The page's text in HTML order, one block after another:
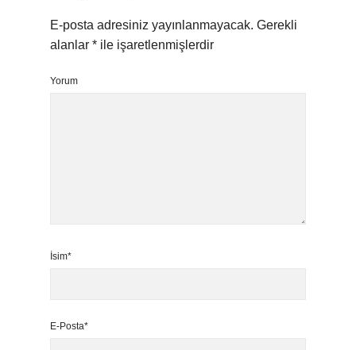
E-posta adresiniz yayınlanmayacak. Gerekli
alanlar * ile işaretlenmişlerdir
Yorum
İsim*
E-Posta*